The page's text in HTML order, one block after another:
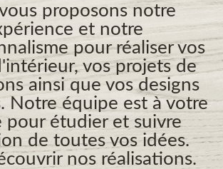
proposons notre
et notre
pour réaliser vos
vos projets de
ainsi que vos designs
Notre équipe est à votre
pour étudier et suivre
de toutes vos idées.
nos réalisations.